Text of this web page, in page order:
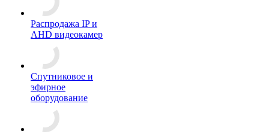
Распродажа IP и
AHD видеокамер
Спутниковое и
эфирное
оборудование